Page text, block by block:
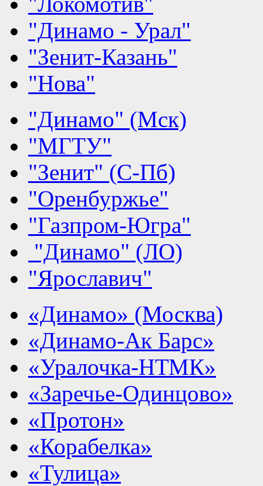
"Динамо - Урал"
"Зенит-Казань"
"Нова"
"Динамо" (Мск)
"МГТУ"
"Зенит" (С-Пб)
"Оренбуржье"
"Газпром-Югра"
"Динамо" (ЛО)
"Ярославич"
«Динамо» (Москва)
«Динамо-Ак Барс»
«Уралочка-НТМК»
«Заречье-Одинцово»
«Протон»
«Корабелка»
«Тулица»